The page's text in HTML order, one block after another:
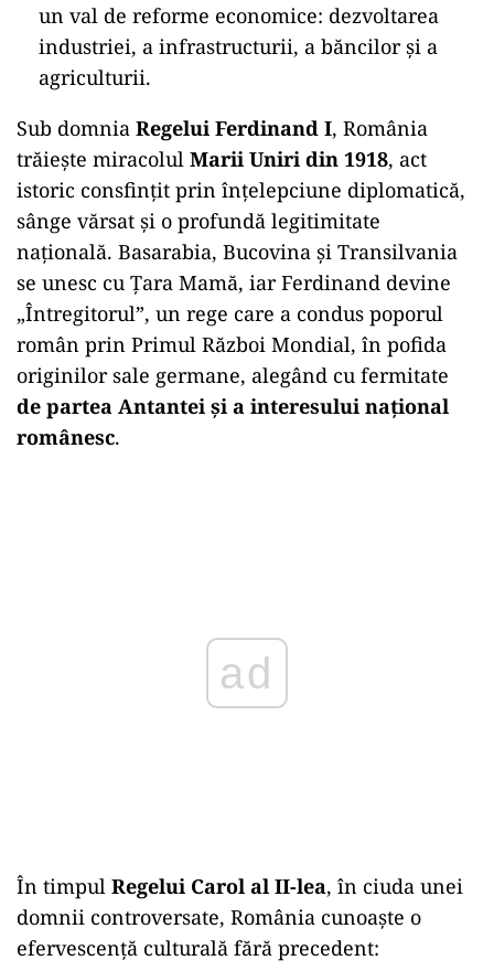
un val de reforme economice: dezvoltarea
industriei, a infrastructurii, a băncilor și a
agriculturii.
Sub domnia Regelui Ferdinand I, România
trăiește miracolul Marii Uniri din 1918, act
istoric consfințit prin înțelepciune diplomatică,
sânge vărsat și o profundă legitimitate
națională. Basarabia, Bucovina și Transilvania
se unesc cu Țara Mamă, iar Ferdinand devine
„Întregitorul”, un rege care a condus poporul
român prin Primul Război Mondial, în pofida
originilor sale germane, alegând cu fermitate
de partea Antantei și a interesului național
românesc.
ad
În timpul Regelui Carol al II-lea, în ciuda unei
domnii controversate, România cunoaște o
efervescență culturală fără precedent: